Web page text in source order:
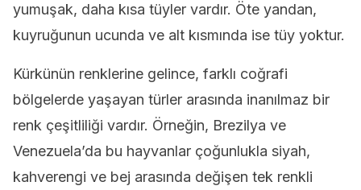
yumuşak, daha kısa tüyler vardır. Öte yandan,
kuyruğunun ucunda ve alt kısmında ise tüy yoktur.
Kürkünün renklerine gelince, farklı coğrafi
bölgelerde yaşayan türler arasında inanılmaz bir
renk çeşitliliği vardır. Örneğin, Brezilya ve
Venezuela’da bu hayvanlar çoğunlukla siyah,
kahverengi ve bej arasında değişen tek renkli